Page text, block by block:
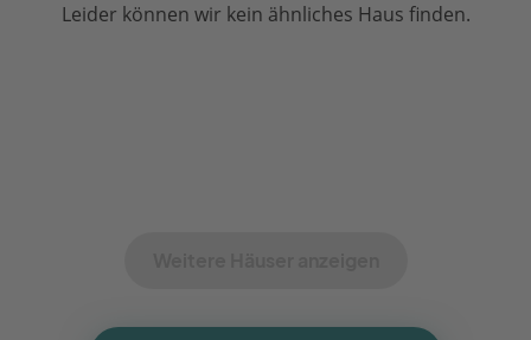
Leider können wir kein ähnliches Haus finden.